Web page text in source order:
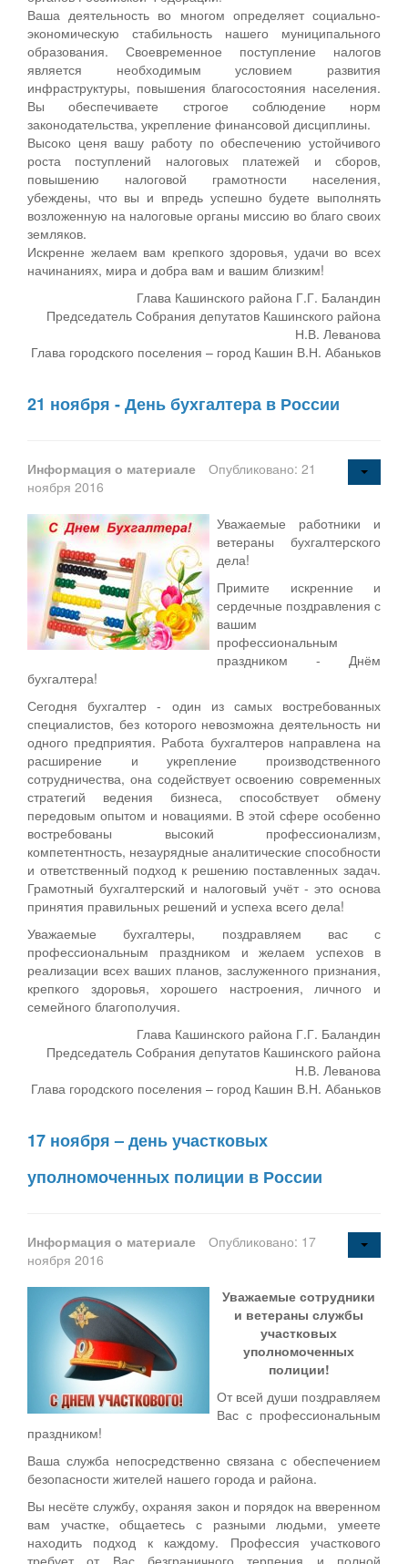
Ваша деятельность во многом определяет социально-
экономическую стабильность нашего муниципального
образования. Своевременное поступление налогов
является необходимым условием развития
инфраструктуры, повышения благосостояния населения.
Вы обеспечиваете строгое соблюдение норм
законодательства, укрепление финансовой дисциплины.
Высоко ценя вашу работу по обеспечению устойчивого
роста поступлений налоговых платежей и сборов,
повышению налоговой грамотности населения,
убеждены, что вы и впредь успешно будете выполнять
возложенную на налоговые органы миссию во благо своих
земляков.
Искренне желаем вам крепкого здоровья, удачи во всех
начинаниях, мира и добра вам и вашим близким!
Глава Кашинского района Г.Г. Баландин
Председатель Собрания депутатов Кашинского района
Н.В. Леванова
Глава городского поселения – город Кашин В.Н. Абаньков
21 ноября - День бухгалтера в России
Информация о материале
Опубликовано: 21
ноября 2016
Уважаемые работники и
ветераны бухгалтерского
дела!
Примите искренние и
сердечные поздравления с
вашим
профессиональным
праздником - Днём
бухгалтера!
Сегодня бухгалтер - один из самых востребованных
специалистов, без которого невозможна деятельность ни
одного предприятия. Работа бухгалтеров направлена на
расширение и укрепление производственного
сотрудничества, она содействует освоению современных
стратегий ведения бизнеса, способствует обмену
передовым опытом и новациями. В этой сфере особенно
востребованы высокий профессионализм,
компетентность, незаурядные аналитические способности
и ответственный подход к решению поставленных задач.
Грамотный бухгалтерский и налоговый учёт - это основа
принятия правильных решений и успеха всего дела!
Уважаемые бухгалтеры, поздравляем вас с
профессиональным праздником и желаем успехов в
реализации всех ваших планов, заслуженного признания,
крепкого здоровья, хорошего настроения, личного и
семейного благополучия.
Глава Кашинского района Г.Г. Баландин
Председатель Собрания депутатов Кашинского района
Н.В. Леванова
Глава городского поселения – город Кашин В.Н. Абаньков
17 ноября – день участковых
уполномоченных полиции в России
Информация о материале
Опубликовано: 17
ноября 2016
Уважаемые сотрудники
и ветераны службы
участковых
уполномоченных
полиции!
От всей души поздравляем
Вас с профессиональным
праздником!
Ваша служба непосредственно связана с обеспечением
безопасности жителей нашего города и района.
Вы несёте службу, охраняя закон и порядок на вверенном
вам участке, общаетесь с разными людьми, умеете
находить подход к каждому. Профессия участкового
требует от Вас безграничного терпения и полной